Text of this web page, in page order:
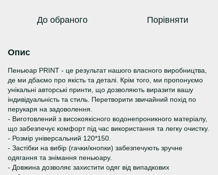
До обраного Порівняти
Опис
Пеньюар PRINT - це результат нашого власного виробництва,
де ми дбаємо про якість та деталі. Крім того, ми пропонуємо
унікальні авторські принти, що дозволяють виразити вашу
індивідуальність та стиль. Перетворити звичайний похід по
перукаря на задоволення.
- Виготовлений з високоякісного водонепроникного матеріалу,
що забезпечує комфорт під час використання та легку очистку.
- Розмір універсальний 120*150.
- Застібки на вибір (гачки/кнопки) забезпечують зручне
одягання та знімання пеньюару.
- Довжина дозволяє захистити одяг від випадкових